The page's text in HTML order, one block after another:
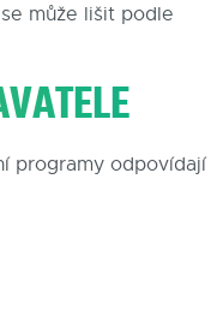
může lišit podle
programy odpovídají